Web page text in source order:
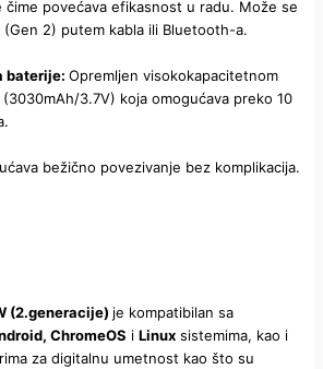
čime povećava efikasnost u radu. Može se
(Gen 2) putem kabla ili Bluetooth-a.
baterije:Opremljen visokokapacitetnom
3.7V) koja omogućava preko 10
bežično povezivanje bez komplikacija.
(2.generacije) je kompatibilan sa
ChromeOS iLinux sistemima, kao i
za digitalnu umetnost kao što su